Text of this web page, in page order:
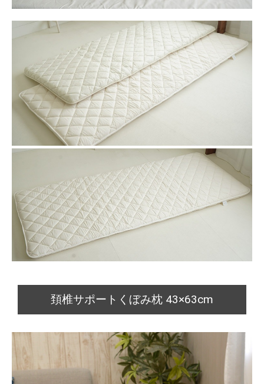
頚椎サポートくぼみ枕 43×63cm